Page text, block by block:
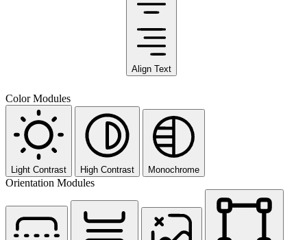
Align Text
Color Modules
Light Contrast High Contrast Monochrome
Orientation Modules